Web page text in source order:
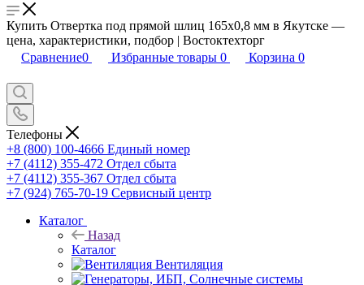
Купить Отвертка под прямой шлиц 165х0,8 мм в Якутске —
цена, характеристики, подбор | Востоктехторг
Сравнение0 Избранные товары 0 Корзина 0
Телефоны
+8 (800) 100-4666 Единый номер
+7 (4112) 355-472 Отдел сбыта
+7 (4112) 355-367 Отдел сбыта
+7 (924) 765-70-19 Сервисный центр
Каталог
Назад
Каталог
Вентиляция